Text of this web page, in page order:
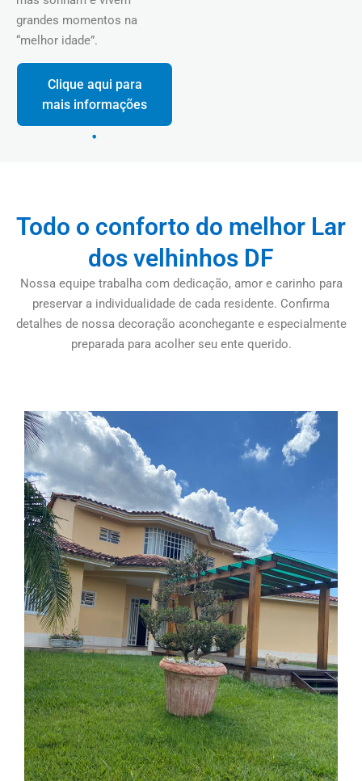
grandes momentos na
“melhor idade”.
Clique aqui para
mais informações
Todo o conforto do melhor Lar
dos velhinhos DF
Nossa equipe trabalha com dedicação, amor e carinho para
preservar a individualidade de cada residente. Confirma
detalhes de nossa decoração aconchegante e especialmente
preparada para acolher seu ente querido.